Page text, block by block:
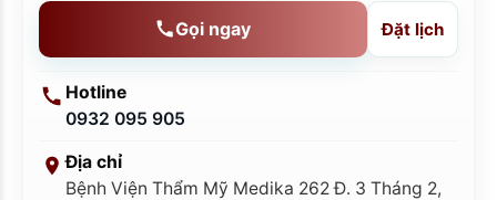
Gọi ngay Đặt lịch
Hotline
0932 095 905
Địa chỉ
Bệnh Viện Thẩm Mỹ Medika 262 Đ. 3 Tháng 2,